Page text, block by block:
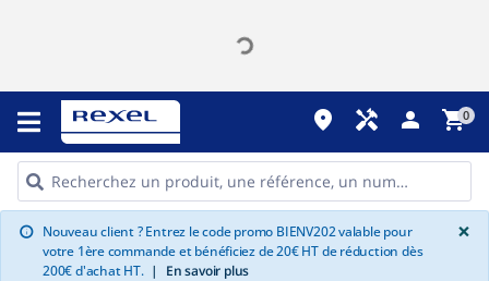
place handyman person shopping_cart0
info Nouveau client ? Entrez le code promo BIENV202 valable pour
votre 1ère commande et bénéficiez de 20€ HT de réduction dès
200€ d'achat HT. | En savoir plus
×